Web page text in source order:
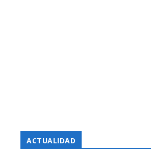
ACTUALIDAD